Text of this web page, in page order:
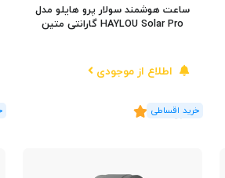
ساعت هوشمند سولار پرو هایلو مدل
HAYLOU Solar Pro گارانتی متین
اطلاع از موجودی
(2 رای)
4.5